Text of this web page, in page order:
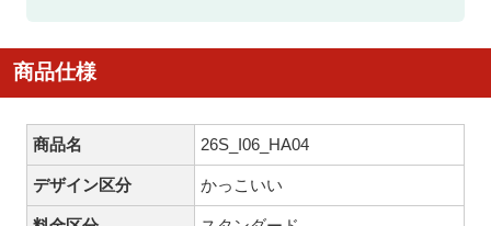
商品仕様
商品名 26S_I06_HA04
デザイン区分 かっこいい